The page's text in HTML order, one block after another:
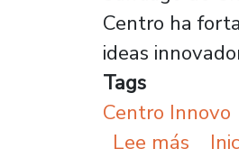
Centro ha
ideas
Tags
Centro Innovo
Lee más